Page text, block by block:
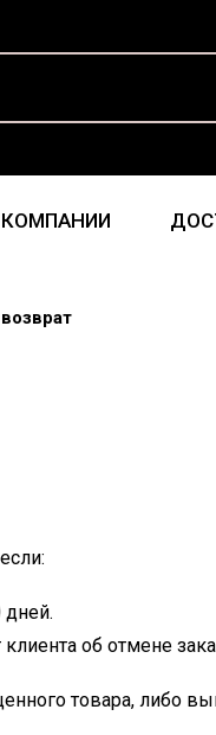
дней.
об отмене
товара, либо